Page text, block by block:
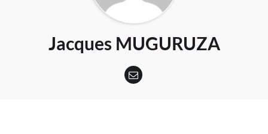
Jacques MUGURUZA